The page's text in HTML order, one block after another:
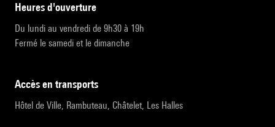
heures d'ouverture
Du lundi au vendredi de 9h30 à 19h
Fermé le samedi et le dimanche
accès en transports
Hôtel de Ville, Rambuteau, Châtelet, Les Halles